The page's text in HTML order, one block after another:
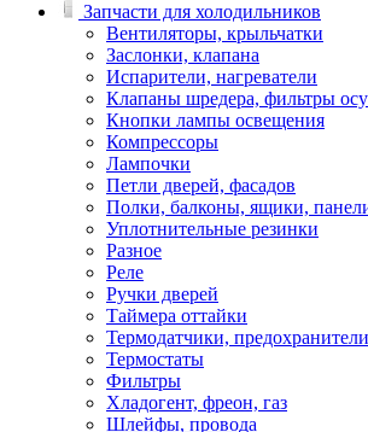
Запчасти для холодильников
Вентиляторы, крыльчатки
Заслонки, клапана
Испарители, нагреватели
Клапаны шредера, фильтры
Кнопки лампы освещения
Компрессоры
Лампочки
Петли дверей, фасадов
Полки, балконы, ящики,
Уплотнительные резинки
Разное
Реле
Ручки дверей
Таймера оттайки
Термодатчики, предохранители
Термостаты
Фильтры
Хладогент, фреон, газ
Шлейфы, провода